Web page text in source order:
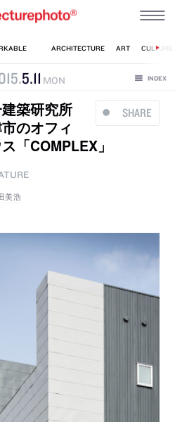
.5.11 MON
SHARE
築研究所
のオフィ
「COMPLEX」
美浩